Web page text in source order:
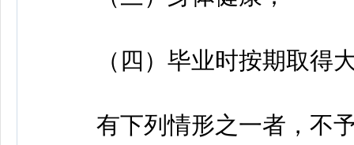
（四）毕业时按期取得大
有下列情形之一者，不